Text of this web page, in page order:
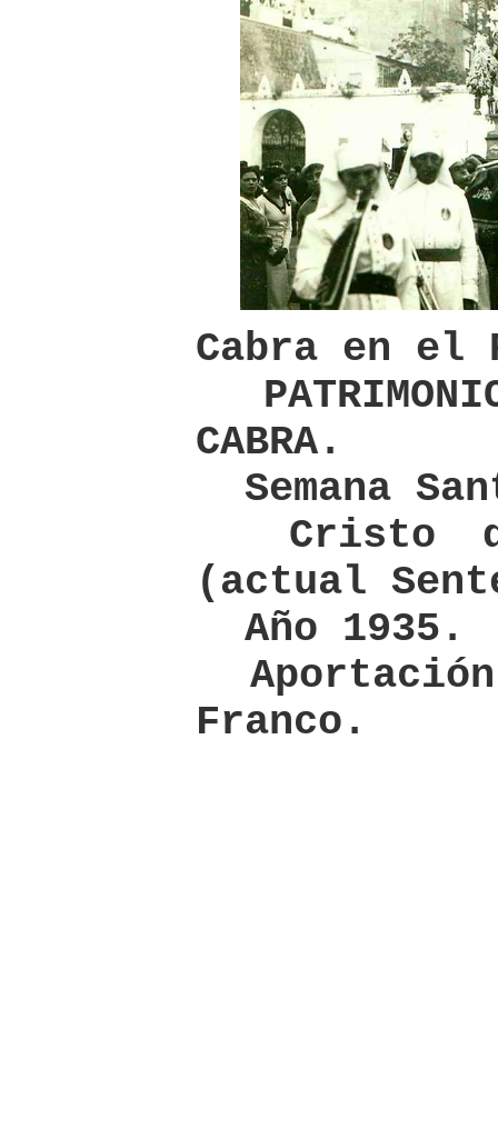
Cabra en el
CABRA.
Semana
Cristo
(actual
Año 1935.
Aportación
Franco.